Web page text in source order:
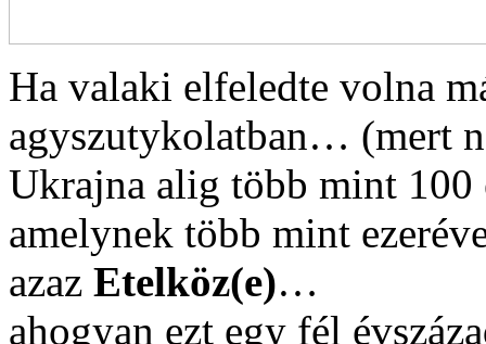
Ha valaki elfeledte volna
agyszutykolatban… (mert
Ukrajna alig több mint 100
amelynek több mint
azaz Etelköz(e)…
ahogyan ezt egy fél